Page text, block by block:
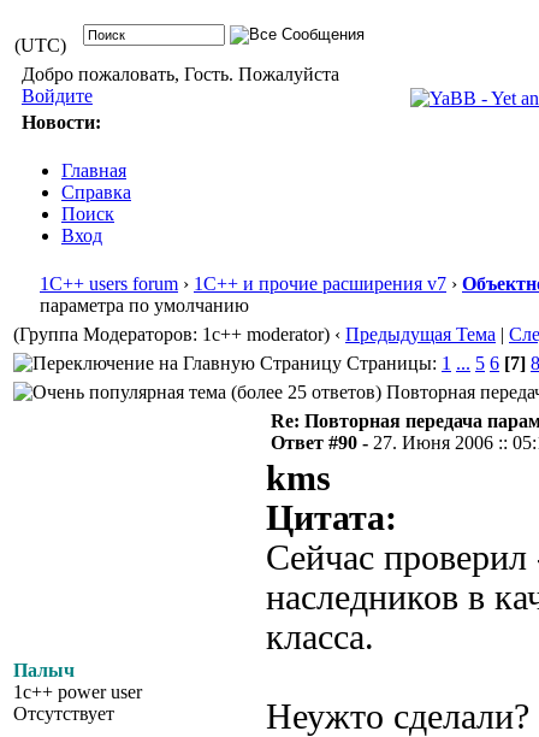
(UTC)
Добро пожаловать, Гость. Пожалуйста
Войдите
Новости:
Главная
Справка
Поиск
Вход
1С++ users forum › 1С++ и прочие расширения v7 ›
параметра по умолчанию
(Группа Модераторов: 1c++ moderator) ‹ Предыдущая Тема |
Страницы: 1 ... 5 6 [7] 8
Повторная
Палыч
1c++ power user
Отсутствует
Re: Повторная передача
Ответ #90 - 27. Июня 2006 ::
kms
Цитата:
Сейчас проверил
наследников в
класса.
Неужто